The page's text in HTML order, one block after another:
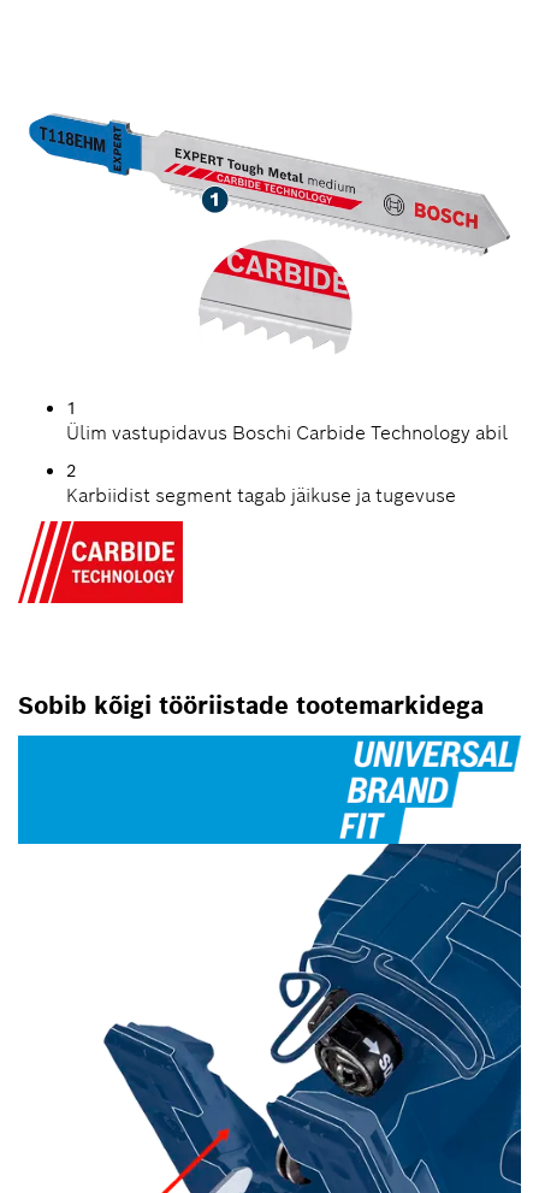
1
Ülim vastupidavus Boschi Carbide Technology abil
2
Karbiidist segment tagab jäikuse ja tugevuse
Sobib kõigi tööriistade tootemarkidega